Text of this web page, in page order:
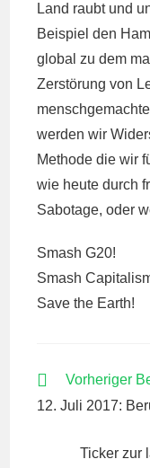
Land raubt und
Beispiel den
global zu dem
Zerstörung von
werden wir
Methode die wir
wie heute durch
Sabotage, oder
Smash G20!
Smash
Save the Earth!
WEITERE
ANSEHEN
Vorheriger
12. Juli 2017:
Ticker zur